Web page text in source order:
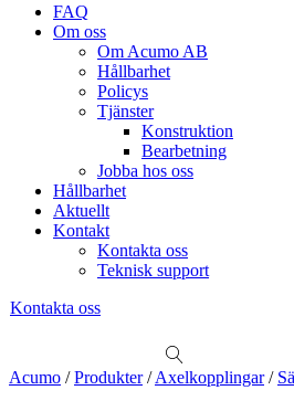
FAQ
Om oss
Om Acumo AB
Hållbarhet
Policys
Tjänster
Konstruktion
Bearbetning
Jobba hos oss
Hållbarhet
Aktuellt
Kontakt
Kontakta oss
Teknisk support
Kontakta oss
Se alla kategorier Se alla produkter
Se alla
Acumo /Produkter/Axelkopplingar/